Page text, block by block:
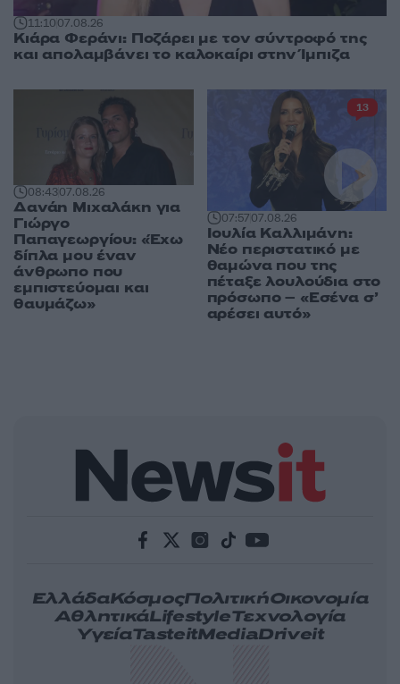
11:1007.08.26
Κιάρα Φεράνι: Ποζάρει με τον σύντροφό της
και απολαμβάνει το καλοκαίρι στην Ίμπιζα
08:4307.08.26
Δανάη Μιχαλάκη για
Γιώργο
Παπαγεωργίου: «Έχω
δίπλα μου έναν
άνθρωπο που
εμπιστεύομαι και
θαυμάζω»
07:5707.08.26
Ιουλία Καλλιμάνη:
Νέο περιστατικό με
θαμώνα που της
πέταξε λουλούδια στο
πρόσωπο – «Εσένα σ’
αρέσει αυτό»
13
ΕλλάδαΚόσμοςΠολιτικήΟικονομία
ΑθλητικάLifestyleΤεχνολογία
ΥγείαTasteitMediaDriveit